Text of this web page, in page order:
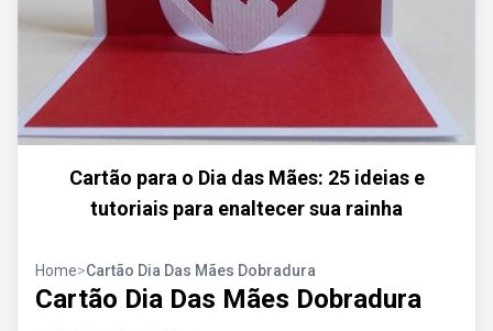
Cartão para o Dia das Mães: 25 ideias e
tutoriais para enaltecer sua rainha
Home>Cartão Dia Das Mães Dobradura
Cartão Dia Das Mães Dobradura